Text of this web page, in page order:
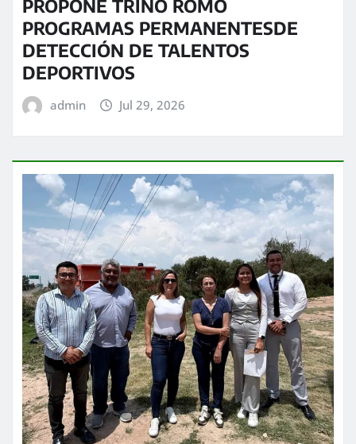
PROPONE TRINO ROMO
PROGRAMAS PERMANENTESDE
DETECCIÓN DE TALENTOS
DEPORTIVOS
admin Jul 29, 2026